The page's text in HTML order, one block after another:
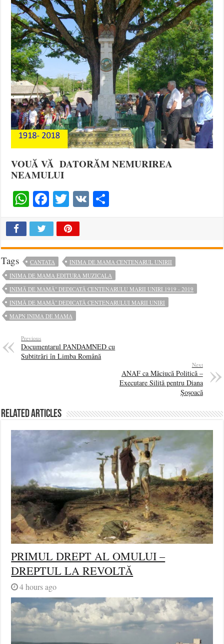
VOUĂ VĂ DATORĂM NEMURIREA
NEAMULUI
WhatsApp
Facebook
Twitter
VK
Tags CANTATA
INIMA DE MAMA CENTENARUL UNIRII
INIMA DE MAMA EDITURA MUZICALA
INIMĂ DE MAMĂ" DEDICATĂ CENTENARULU MARII UNIRI 1919 - 2019
INIMĂ DE MAMĂ" DEDICATĂ CENTENARULUI MARII UNIRI
MAPN INIMA DE MAMA
Previous
Documentarul PANDAMNED cu
Subtitrări în Limba Română
Next
ANAF ca Măciucă Politică –
Executare Silită pentru Diana
Șoșoacă
Related Articles
PRIMUL DREPT AL OMULUI –
DREPTUL LA REVOLTĂ
4 hours ago